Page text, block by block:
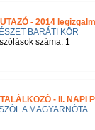
- 2014
BARÁTI KÖR
száma: 1
- II. NAPI
A MAGYARNÓTA